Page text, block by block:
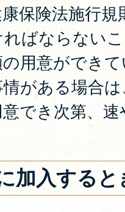
保険法施行
ばならない
用意ができ
がある場合
でき次第、
加入すると